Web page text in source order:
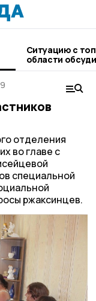
Ситуацию с
области
отделения
во главе с
специальной
ржаксинцев.